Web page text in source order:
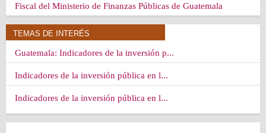
Fiscal del Ministerio de Finanzas Públicas de Guatemala
TEMAS DE INTERÉS
Guatemala: Indicadores de la inversión p...
Indicadores de la inversión pública en l...
Indicadores de la inversión pública en l...